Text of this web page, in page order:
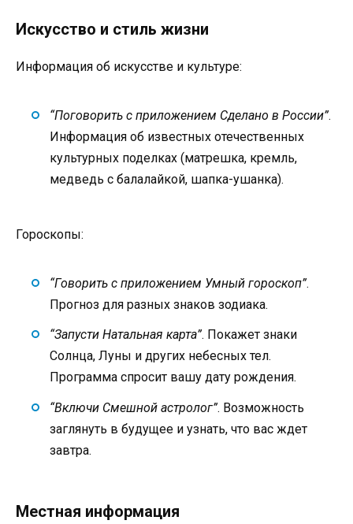
Искусство и стиль жизни
Информация об искусстве и культуре:
“Поговорить с приложением Сделано в России”.
Информация об известных отечественных
культурных поделках (матрешка, кремль,
медведь с балалайкой, шапка-ушанка).
Гороскопы:
“Говорить с приложением Умный гороскоп”.
Прогноз для разных знаков зодиака.
“Запусти Натальная карта”. Покажет знаки
Солнца, Луны и других небесных тел.
Программа спросит вашу дату рождения.
“Включи Смешной астролог”. Возможность
заглянуть в будущее и узнать, что вас ждет
завтра.
Местная информация